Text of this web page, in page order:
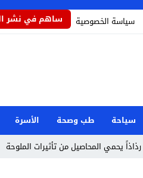
سياسة الخصوصية ساهم في نشر
سياحة طب وصحة الأسرة
يحمي المحاصيل من تأثيرات الملوحة
رفض دور البطولة في بكيزة وزغلول